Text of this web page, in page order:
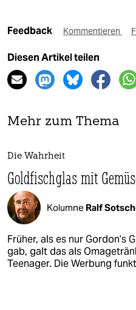
Feedback Kommentieren
Diesen Artikel teilen
Mehr zum Thema
Die Wahrheit
Goldfischglas mit
Kolumne Ralf
Früher, als es nur Gordon’s
gab, galt das als
Teenager. Die Werbung